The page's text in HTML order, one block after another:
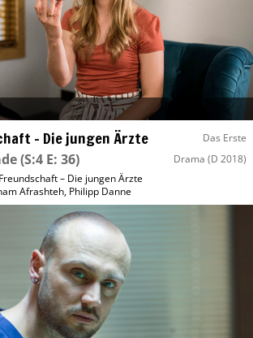
– Die jungen Ärzte Das Erste
(S:4 E: 36) Drama (D 2018)
– Die jungen Ärzte
Afrashteh, Philipp Danne